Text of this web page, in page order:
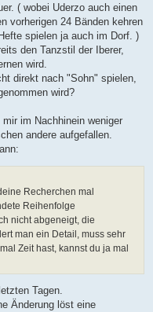
( wobei Uderzo auch einen
vorherigen 24 Bänden kehren
spielen ja auch im Dorf. )
den Tanzstil der Iberer,
wird.
direkt nach "Sohn" spielen,
wird?
im Nachhinein weniger
andere aufgefallen.
Recherchen mal
Reihenfolge
nicht abgeneigt, die
man ein Detail, muss sehr
Zeit hast, kannst du ja mal
Tagen.
Änderung löst eine